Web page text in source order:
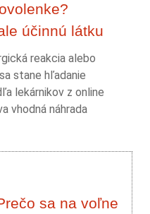
účinnú látku
reakcia alebo
stane hľadanie
lekárnikov z online
vhodná náhrada
sa na voľne